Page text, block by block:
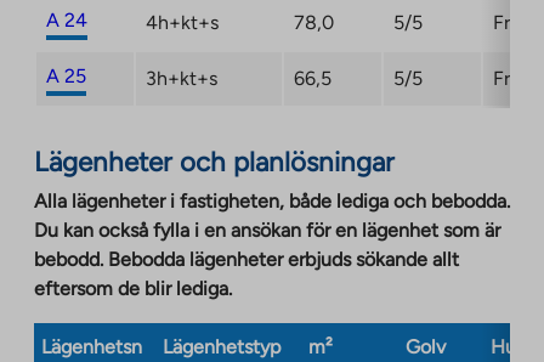
A 24 4h+kt+s 78,0 5/5 Fri
A 25 3h+kt+s 66,5 5/5 Fri
Lägenheter och planlösningar
Alla lägenheter i fastigheten, både lediga och bebodda.
Du kan också fylla i en ansökan för en lägenhet som är
bebodd. Bebodda lägenheter erbjuds sökande allt
eftersom de blir lediga.
Lägenhetsn
Lägenhetstyp m² Golv